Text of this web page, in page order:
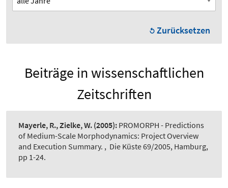
Zurücksetzen
Beiträge in wissenschaftlichen
Zeitschriften
Mayerle, R., Zielke, W. (2005): PROMORPH - Predictions
of Medium-Scale Morphodynamics: Project Overview
and Execution Summary. , Die Küste 69/2005, Hamburg,
pp 1-24.